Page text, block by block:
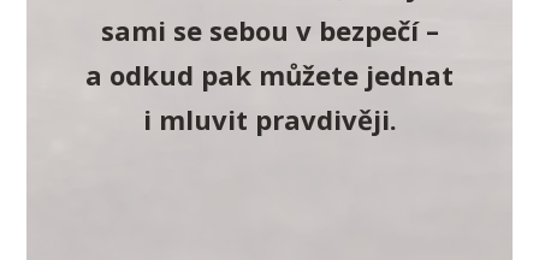
sami se sebou v bezpečí –
a odkud pak můžete jednat
i mluvit pravdivěji.